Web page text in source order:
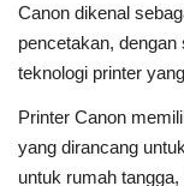
Canon dikenal
pencetakan,
teknologi printer
Printer Canon
yang dirancang
untuk rumah